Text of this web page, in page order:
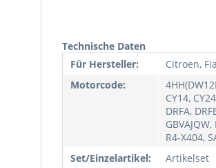
Technische Daten
Für Hersteller:
Citroen,
Motorcode:
CY14,
DRFA,
GBVAJQW,
R4-X404,
Set/Einzelartikel:
Artikelset